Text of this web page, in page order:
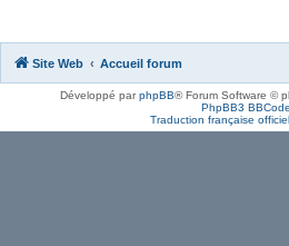
Site Web Accueil forum
Développé parphpBB® Forum Software ©
PhpBB3
Traduction française